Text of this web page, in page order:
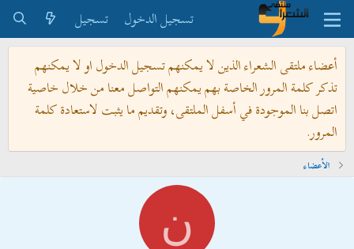
تسجيل الدخول
تسجيل
أعضاء ملتقى الشعراء الذين لا يمكنهم تسجيل الدخول او لا يمكنهم
تذكر كلمة المرور الخاصة بهم يمكنهم التواصل معنا من خلال خاصية
اتصل بنا الموجودة في أسفل الملتقى، وتقديم ما يثبت لاستعادة كلمة
المرور.
الأعضاء
ن